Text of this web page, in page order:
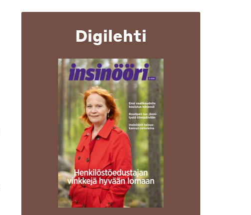
Digilehti